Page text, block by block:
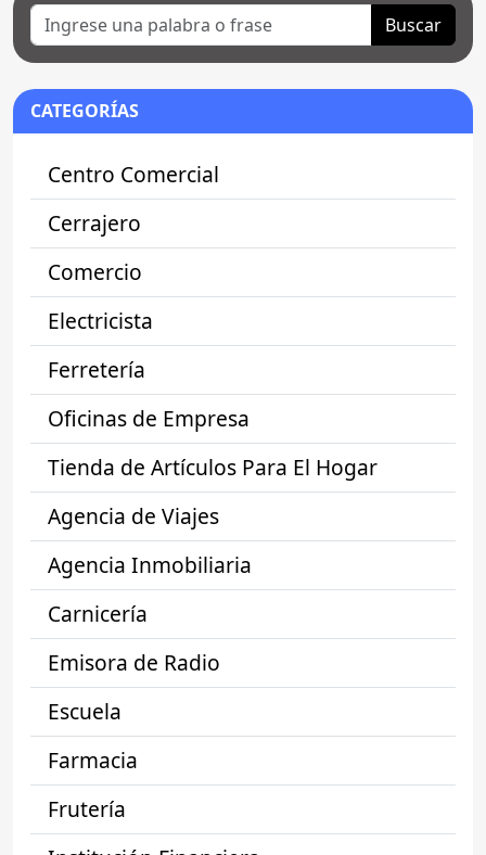
Buscar
CATEGORÍAS
Centro Comercial
Cerrajero
Comercio
Electricista
Ferretería
Oficinas de Empresa
Tienda de Artículos Para El Hogar
Agencia de Viajes
Agencia Inmobiliaria
Carnicería
Emisora de Radio
Escuela
Farmacia
Frutería